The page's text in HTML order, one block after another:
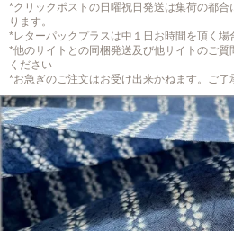
*クリックポストの日曜祝日発送は集荷の都
ります。
*レターパックプラスは中１日お時間を頂く場
*他のサイトとの同梱発送及び他サイトのご
ください
*お急ぎのご注文はお受け出来かねます。ご了